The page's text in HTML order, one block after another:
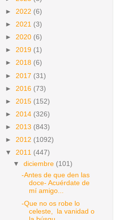
► 2022 (6)
► 2021 (3)
► 2020 (6)
► 2019 (1)
► 2018 (6)
► 2017 (31)
► 2016 (73)
► 2015 (152)
► 2014 (326)
► 2013 (843)
► 2012 (1092)
▼ 2011 (447)
▼diciembre (101)
-Antes de que den las
doce- Acuérdate de
mí amigo...
-Que no os robe lo
celeste, la vanidad o